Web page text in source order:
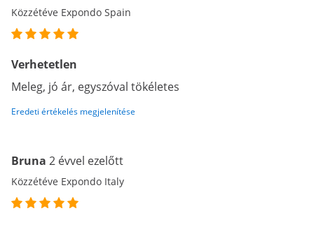
Közzétéve Expondo Spain
Verhetetlen
Meleg, jó ár, egyszóval tökéletes
Eredeti értékelés megjelenítése
Bruna 2 évvel ezelőtt
Közzétéve Expondo Italy